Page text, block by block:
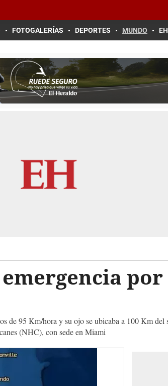
FOTOGALERÍAS DEPORTES MUNDO
de 95 Km/hora y su ojo se ubicaba a 100 Km del
(NHC), con sede en Miami